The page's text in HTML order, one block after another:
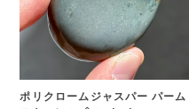
ポリクロームジャスパー パーム